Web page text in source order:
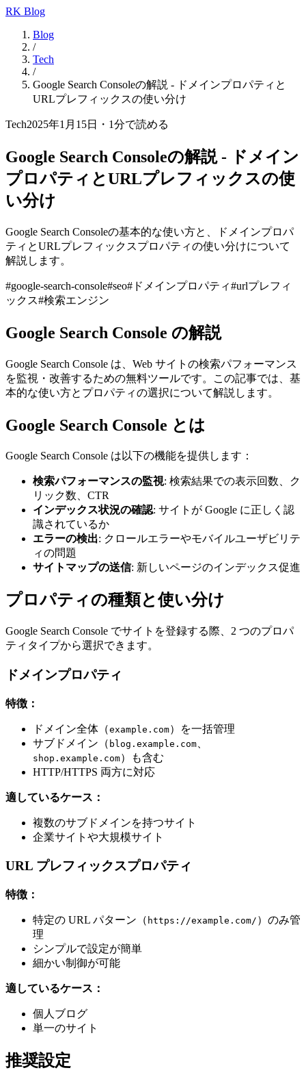
RK Blog
Blog
/
Tech
/
Google Search Consoleの解説 - ドメインプロパティと
URLプレフィックスの使い分け
Tech2025年1月15日 ・ 1分で読める
Google Search Consoleの解説 - ドメイン
プロパティとURLプレフィックスの使
い分け
Google Search Consoleの基本的な使い方と、ドメインプロパ
ティとURLプレフィックスプロパティの使い分けについて
解説します。
#google-search-console#seo# ドメインプロパティ#urlプレフィ
ックス#検索エンジン
Google Search Console の解説
Google Search Console は、Web サイトの検索パフォーマンス
を監視・改善するための無料ツールです。この記事では、基
本的な使い方とプロパティの選択について解説します。
Google Search Console とは
Google Search Console は以下の機能を提供します：
検索パフォーマンスの監視: 検索結果での表示回数、ク
リック数、CTR
インデックス状況の確認: サイトが Google に正しく認
識されているか
エラーの検出: クロールエラーやモバイルユーザビリテ
ィの問題
サイトマップの送信: 新しいページのインデックス促進
プロパティの種類と使い分け
Google Search Console でサイトを登録する際、2 つのプロパ
ティタイプから選択できます。
ドメインプロパティ
特徴：
ドメイン全体（example.com）を一括管理
サブドメイン（ blog.example.com
shop.example.com）も含む
HTTP/HTTPS 両方に対応
適しているケース：
複数のサブドメインを持つサイト
企業サイトや大規模サイト
URL プレフィックスプロパティ
特徴：
特定の URL パターン（ https://example.com/ ）のみ管
理
シンプルで設定が簡単
細かい制御が可能
適しているケース：
個人ブログ
単一のサイト
推奨設定